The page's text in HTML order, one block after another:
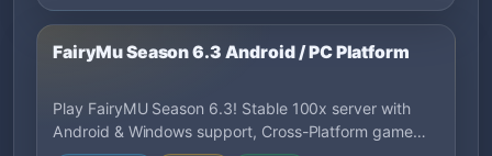
FairyMu Season 6.3 Android / PC Platform
Play FairyMU Season 6.3! Stable 100x server with
Android & Windows support, Cross-Platform game…